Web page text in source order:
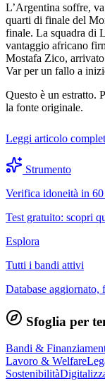
L’Argentina soffre,
quarti di finale del
finale. La squadra di
vantaggio africano
Mostafa Zico,
Var per un fallo a
Questo è un estratto.
la fonte originale.
Leggi articolo
Strumento
Verifica idoneità in 60
Test gratuito: scopri
Esplora
Tutti i bandi attivi
Database aggiornato,
Sfoglia per
Bandi &
Lavoro & Welfare
Sostenibilità